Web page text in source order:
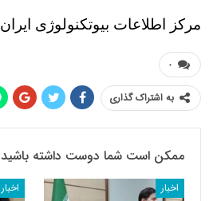
مرکز اطلاعات بیوتکنولوژی ایران
۰
به اشتراک گذاری
ممکن است شما دوست داشته باشید
اخبار اخبار